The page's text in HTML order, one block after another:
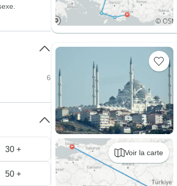
Voir la carte
6
30 +
50 +